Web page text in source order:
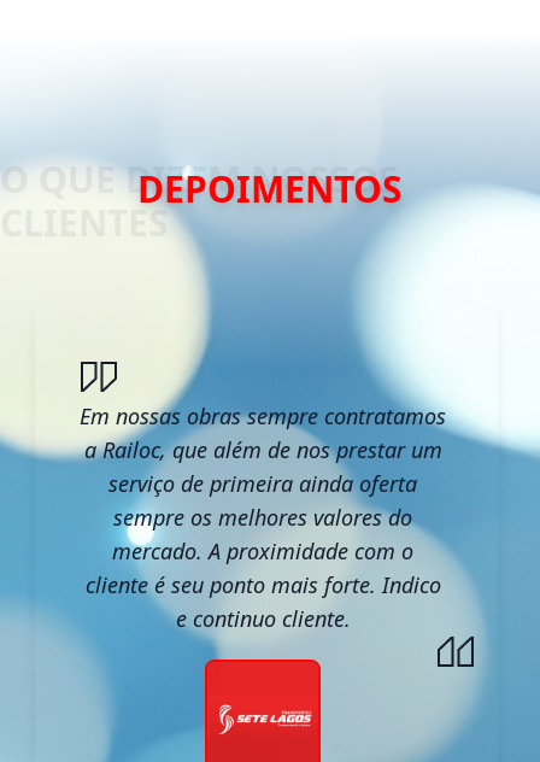
DEPOIMENTOS
Em nossas obras sempre contratamos
a Railoc, que além de nos prestar um
serviço de primeira ainda oferta
sempre os melhores valores do
mercado. A proximidade com o
cliente é seu ponto mais forte. Indico
e continuo cliente.